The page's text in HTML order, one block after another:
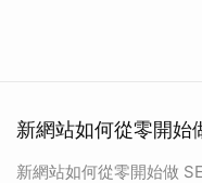
新網站如何從零開始
新網站如何從零開始做